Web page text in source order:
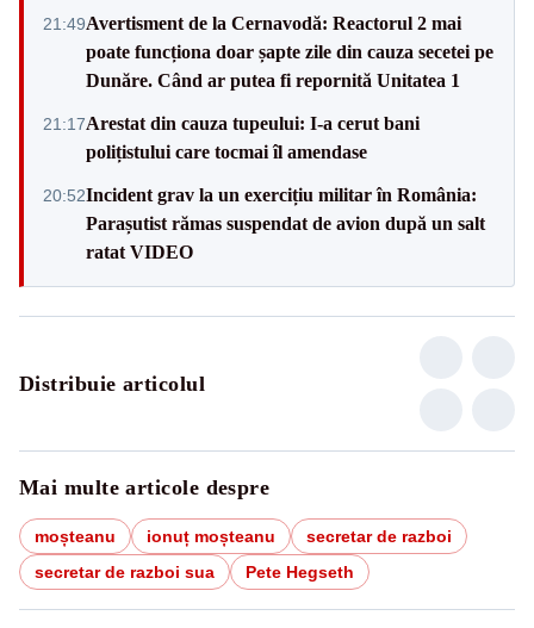
21:49Avertisment de la Cernavodă: Reactorul 2 mai
poate funcționa doar șapte zile din cauza secetei pe
Dunăre. Când ar putea fi repornită Unitatea 1
21:17Arestat din cauza tupeului: I-a cerut bani
polițistului care tocmai îl amendase
20:52Incident grav la un exercițiu militar în România:
Parașutist rămas suspendat de avion după un salt
ratat VIDEO
Distribuie articolul
Mai multe articole despre
moșteanu ionuț moșteanu
secretar de razboi
secretar de razboi sua
Pete Hegseth